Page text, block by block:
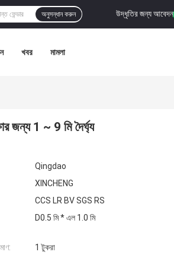
উদ্ধৃতির জন্য আবেদন
অনুসন্ধান করুন
খবর মামলা
জন্য 1 ~ 9 মি দৈর্ঘ্য
Qingdao
XINCHENG
CCS LR BV SGS RS
D0.5 মি * এল 1.0 মি
1 টুকরা